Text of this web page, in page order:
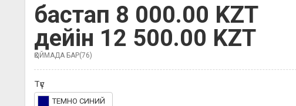
бастап 8 000.00 KZT
дейін 12 500.00 KZT
ҚОЙМАДА БАР(76)
Түс
ТЕМНО СИНИЙ